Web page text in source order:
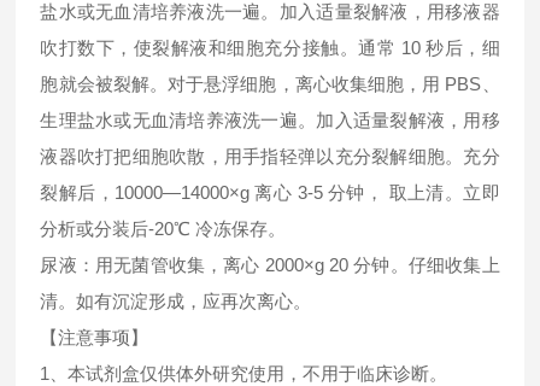
盐水或无血清培养液洗一遍。加入适量裂解液，用移液器
吹打数下，使裂解液和细胞充分接触。通常 10 秒后，细
胞就会被裂解。对于悬浮细胞，离心收集细胞，用 PBS、
生理盐水或无血清培养液洗一遍。加入适量裂解液，用移
液器吹打把细胞吹散，用手指轻弹以充分裂解细胞。充分
裂解后，10000—14000×g 离心 3-5 分钟， 取上清。立即
分析或分装后-20℃ 冷冻保存。
尿液：用无菌管收集，离心 2000×g 20 分钟。仔细收集上
清。如有沉淀形成，应再次离心。
【注意事项】
1、本试剂盒仅供体外研究使用，不用于临床诊断。